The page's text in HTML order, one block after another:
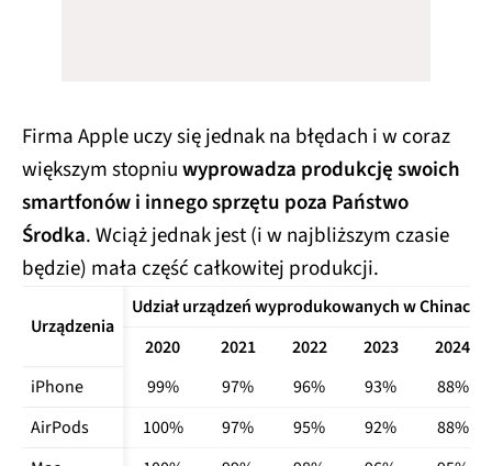
Firma Apple uczy się jednak na błędach i w coraz
większym stopniuwyprowadza produkcję swoich
smartfonów i innego sprzętu poza Państwo
Środka. Wciąż jednak jest (i w najbliższym czasie
będzie) mała część całkowitej produkcji.
Urządzenia
Udział urządzeń wyprodukowanych w Chinach
2020
2021 2022 2023
2024
iPhone
99% 97% 96% 93%
88%
AirPods
100% 97% 95% 92%
88%